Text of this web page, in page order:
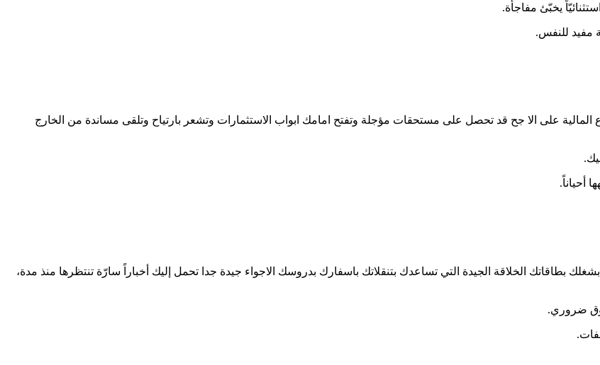
يخبّئ مفاجأة.
مفيد للنفس.
المالية على الا جح قد تحصل على مستحقات مؤجلة وتفتح امامك ابواب الاستثمارات وتشعر بارتياح وتلقى مساندة من الخارج
أحياناً.
بطاقاتك الخلاقة الجيدة التي تساعدك بتنقلاتك باسفارك بدروسك الاجواء جيدة جدا تحمل إليك أخباراً سارّة تنتظرها منذ مدة،
ضروري.